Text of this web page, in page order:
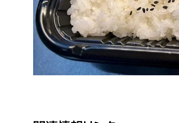
浄水管理課
農業委員会事務局
農業委員会事務局